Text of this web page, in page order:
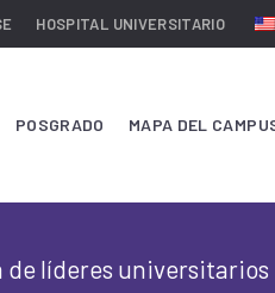
HOSPITAL UNIVERSITARIO
POSGRADO MAPA DEL
de líderes universitarios